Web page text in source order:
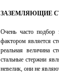
ЗАЗЕМЛЯЮЩИЕ
Очень часто подбор
фактором является
реальная величина
стальные стержни
невелик, они не